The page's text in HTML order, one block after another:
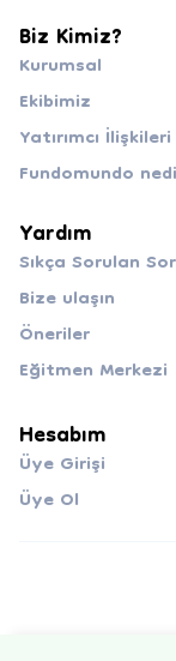
Biz Kimiz?
Kurumsal
Ekibimiz
Yatırımcı İlişkileri
Fundomundo
Yardım
Sıkça Sorulan
Bize ulaşın
Öneriler
Eğitmen Merkezi
Hesabım
Üye Girişi
Üye Ol